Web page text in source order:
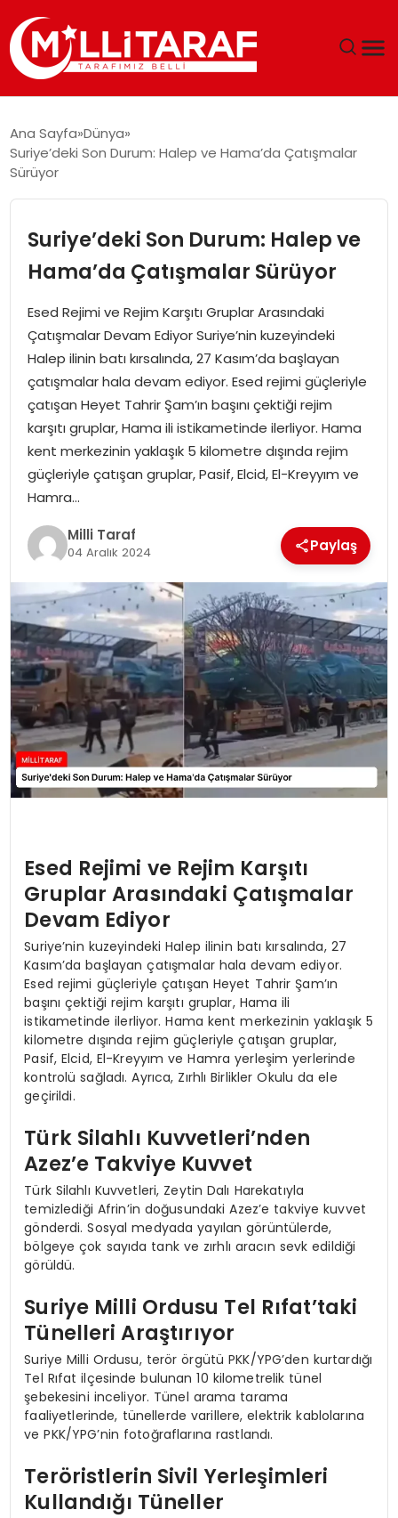
ÖZEL SAYFALAR
EKONOMI
SPOR
SIYASET
MAGAZIN
Ana Sayfa Dünya
Suriye’deki Son Durum: Halep ve Hama’da Çatışmalar
Sürüyor
Suriye’deki Son Durum: Halep ve
Hama’da Çatışmalar Sürüyor
Esed Rejimi ve Rejim Karşıtı Gruplar Arasındaki
Çatışmalar Devam Ediyor Suriye’nin kuzeyindeki
Halep ilinin batı kırsalında, 27 Kasım’da başlayan
çatışmalar hala devam ediyor. Esed rejimi güçleriyle
çatışan Heyet Tahrir Şam’ın başını çektiği rejim
karşıtı gruplar, Hama ili istikametinde ilerliyor. Hama
kent merkezinin yaklaşık 5 kilometre dışında rejim
güçleriyle çatışan gruplar, Pasif, Elcid, El-Kreyyım ve
Hamra…
Milli Taraf
04 Aralık 2024 Paylaş
Esed Rejimi ve Rejim Karşıtı
Gruplar Arasındaki Çatışmalar
Devam Ediyor
Suriye’nin kuzeyindeki Halep ilinin batı kırsalında, 27
Kasım’da başlayan çatışmalar hala devam ediyor.
Esed rejimi güçleriyle çatışan Heyet Tahrir Şam’ın
başını çektiği rejim karşıtı gruplar, Hama ili
istikametinde ilerliyor. Hama kent merkezinin yaklaşık 5
kilometre dışında rejim güçleriyle çatışan gruplar,
Pasif, Elcid, El-Kreyyım ve Hamra yerleşim yerlerinde
kontrolü sağladı. Ayrıca, Zırhlı Birlikler Okulu da ele
geçirildi.
Türk Silahlı Kuvvetleri’nden
Azez’e Takviye Kuvvet
Türk Silahlı Kuvvetleri, Zeytin Dalı Harekatıyla
temizlediği Afrin’in doğusundaki Azez’e takviye kuvvet
gönderdi. Sosyal medyada yayılan görüntülerde,
bölgeye çok sayıda tank ve zırhlı aracın sevk edildiği
görüldü.
Suriye Milli Ordusu Tel Rıfat’taki
Tünelleri Araştırıyor
Suriye Milli Ordusu, terör örgütü PKK/YPG’den kurtardığı
Tel Rıfat ilçesinde bulunan 10 kilometrelik tünel
şebekesini inceliyor. Tünel arama tarama
faaliyetlerinde, tünellerde varillere, elektrik kablolarına
ve PKK/YPG’nin fotoğraflarına rastlandı.
Teröristlerin Sivil Yerleşimleri
Kullandığı Tüneller